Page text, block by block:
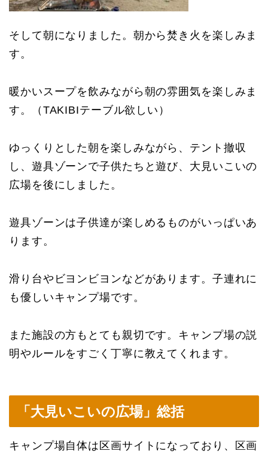
そして朝になりました。朝から焚き火を楽しみま
す。
暖かいスープを飲みながら朝の雰囲気を楽しみま
す。（TAKIBIテーブル欲しい）
ゆっくりとした朝を楽しみながら、テント撤収
し、遊具ゾーンで子供たちと遊び、大見いこいの
広場を後にしました。
遊具ゾーンは子供達が楽しめるものがいっぱいあ
ります。
滑り台やビヨンビヨンなどがあります。子連れに
も優しいキャンプ場です。
また施設の方もとても親切です。キャンプ場の説
明やルールをすごく丁寧に教えてくれます。
「大見いこいの広場」総括
キャンプ場自体は区画サイトになっており、区画